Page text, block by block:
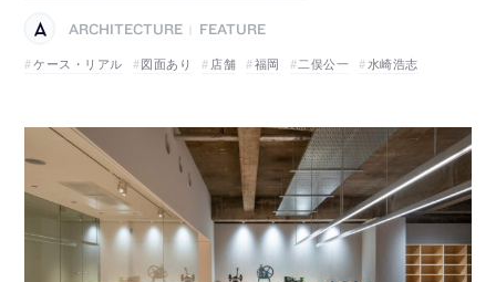
ARCHITECTURE
FEATURE
ケース・リアル
図面あり 店舗 福岡 二俣公一 水崎浩志